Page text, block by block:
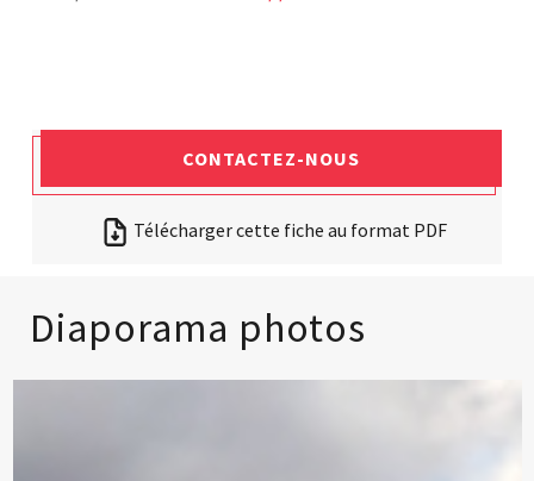
CONTACTEZ-NOUS
Télécharger cette fiche au format PDF
Diaporama photos